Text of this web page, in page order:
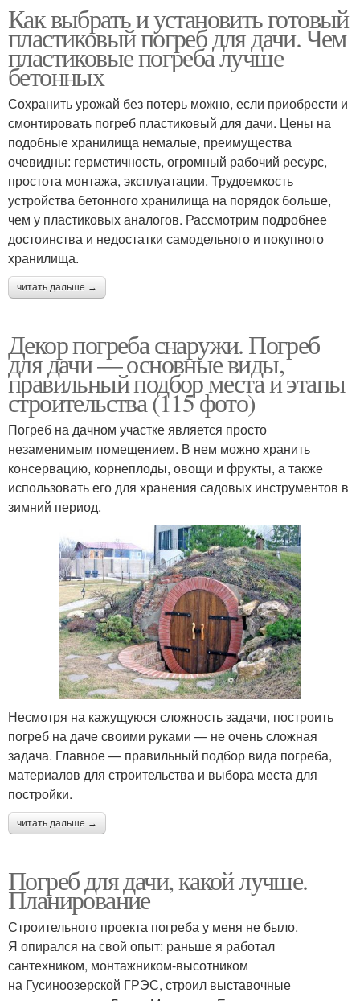
Как выбрать и установить готовый
пластиковый погреб для дачи. Чем
пластиковые погреба лучше
бетонных
Сохранить урожай без потерь можно, если приобрести и
смонтировать погреб пластиковый для дачи. Цены на
подобные хранилища немалые, преимущества
очевидны: герметичность, огромный рабочий ресурс,
простота монтажа, эксплуатации. Трудоемкость
устройства бетонного хранилища на порядок больше,
чем у пластиковых аналогов. Рассмотрим подробнее
достоинства и недостатки самодельного и покупного
хранилища.
читать дальше →
Декор погреба снаружи. Погреб
для дачи — основные виды,
правильный подбор места и этапы
строительства (115 фото)
Погреб на дачном участке является просто
незаменимым помещением. В нем можно хранить
консервацию, корнеплоды, овощи и фрукты, а также
использовать его для хранения садовых инструментов в
зимний период.
Несмотря на кажущуюся сложность задачи, построить
погреб на даче своими руками — не очень сложная
задача. Главное — правильный подбор вида погреба,
материалов для строительства и выбора места для
постройки.
читать дальше →
Погреб для дачи, какой лучше.
Планирование
Строительного проекта погреба у меня не было.
Я опирался на свой опыт: раньше я работал
сантехником, монтажником-высотником
на Гусиноозерской ГРЭС, строил выставочные